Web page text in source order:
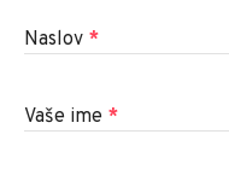
Naslov *
Vaše ime *